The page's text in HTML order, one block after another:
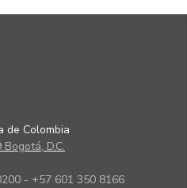
de Colombia
D.C.
- +57 601 350 8166